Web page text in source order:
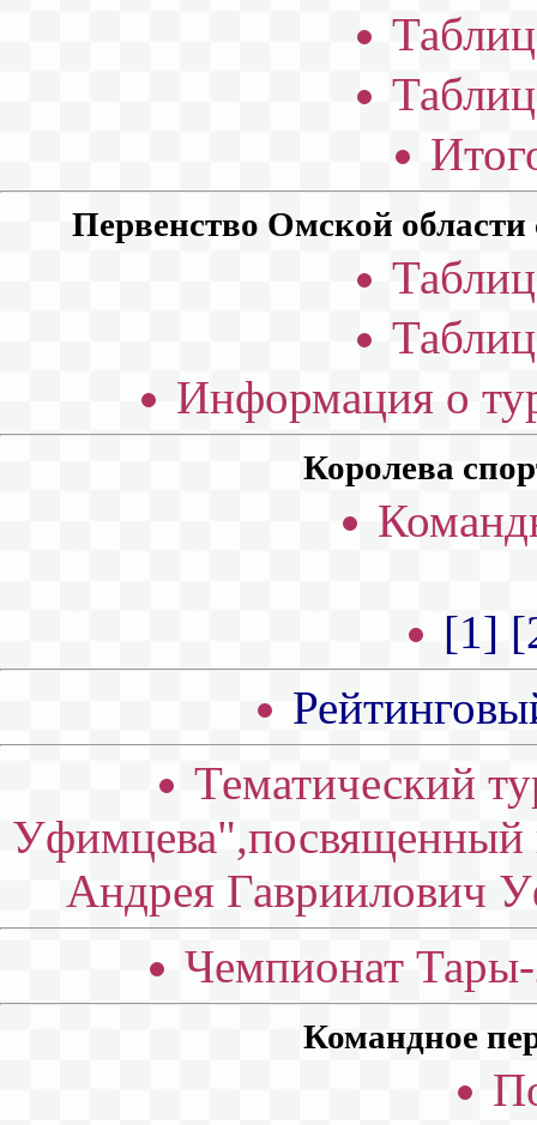
Первенство Омской области
Информация о
Королева
[1]
Тематический
Уфимцева",посвященный
Андрея Гавриилович
Чемпионат
Командное